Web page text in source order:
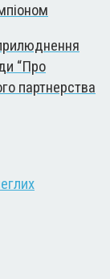
“Про
партнерства